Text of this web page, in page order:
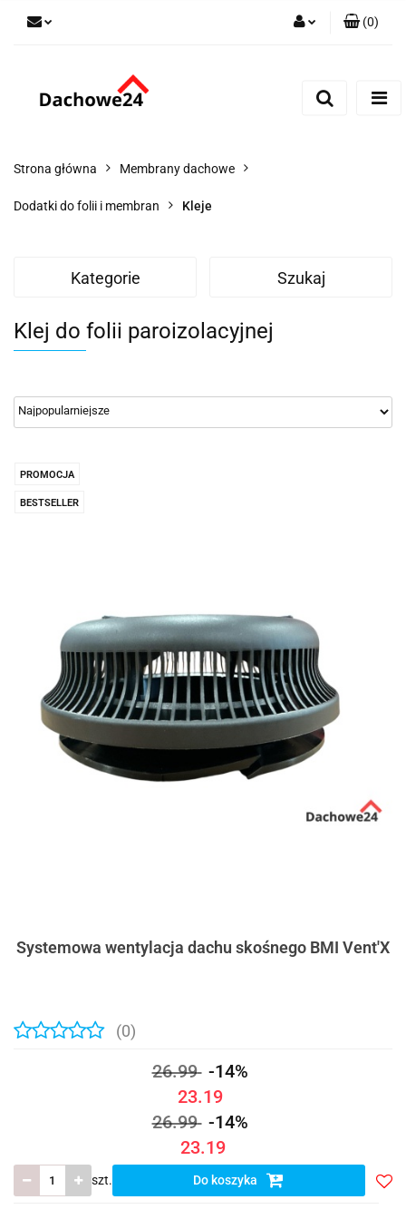
(0)
Strona główna Membrany dachowe
Dodatki do folii i membran Kleje
Kategorie Szukaj
Klej do folii paroizolacyjnej
PROMOCJA
BESTSELLER
Systemowa wentylacja dachu skośnego BMI Vent'X
(0)
26.99 -14%
23.19
26.99 -14%
23.19
szt. Do koszyka